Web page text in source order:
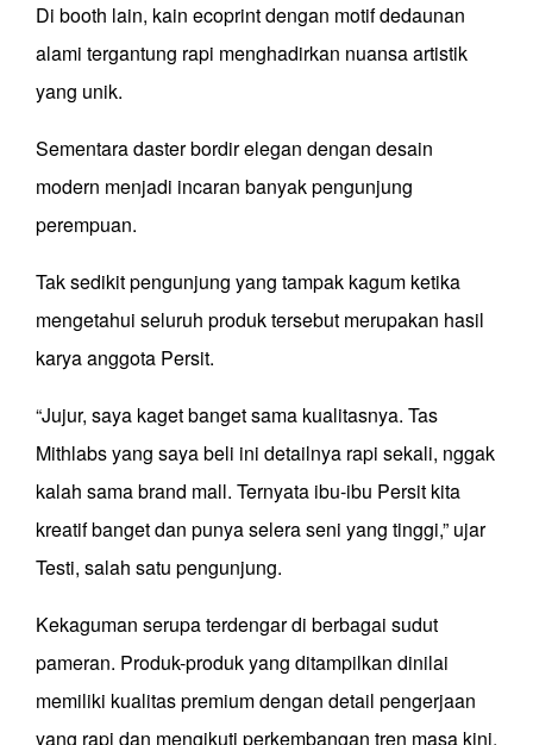
Di booth lain, kain ecoprint dengan motif dedaunan
alami tergantung rapi menghadirkan nuansa artistik
yang unik.
Sementara daster bordir elegan dengan desain
modern menjadi incaran banyak pengunjung
perempuan.
Tak sedikit pengunjung yang tampak kagum ketika
mengetahui seluruh produk tersebut merupakan hasil
karya anggota Persit.
“Jujur, saya kaget banget sama kualitasnya. Tas
Mithlabs yang saya beli ini detailnya rapi sekali, nggak
kalah sama brand mall. Ternyata ibu-ibu Persit kita
kreatif banget dan punya selera seni yang tinggi,” ujar
Testi, salah satu pengunjung.
Kekaguman serupa terdengar di berbagai sudut
pameran. Produk-produk yang ditampilkan dinilai
memiliki kualitas premium dengan detail pengerjaan
yang rapi dan mengikuti perkembangan tren masa kini.